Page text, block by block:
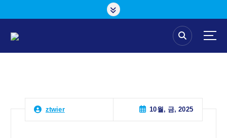
ztwier 10월, 금, 2025